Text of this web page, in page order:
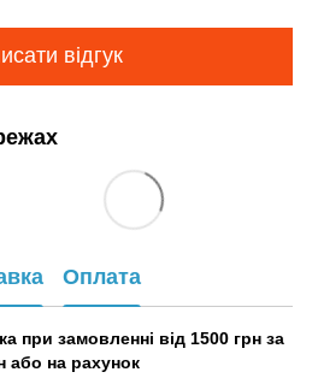
відгук
Оплата
при замовленні від 1500 грн за
або на рахунок